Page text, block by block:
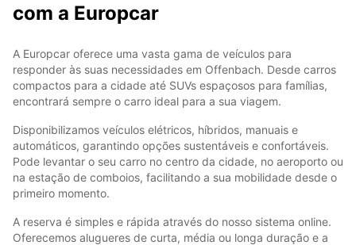
com a Europcar
A Europcar oferece uma vasta gama de veículos para
responder às suas necessidades em Offenbach. Desde carros
compactos para a cidade até SUVs espaçosos para famílias,
encontrará sempre o carro ideal para a sua viagem.
Disponibilizamos veículos elétricos, híbridos, manuais e
automáticos, garantindo opções sustentáveis e confortáveis.
Pode levantar o seu carro no centro da cidade, no aeroporto ou
na estação de comboios, facilitando a sua mobilidade desde o
primeiro momento.
A reserva é simples e rápida através do nosso sistema online.
Oferecemos alugueres de curta, média ou longa duração e a